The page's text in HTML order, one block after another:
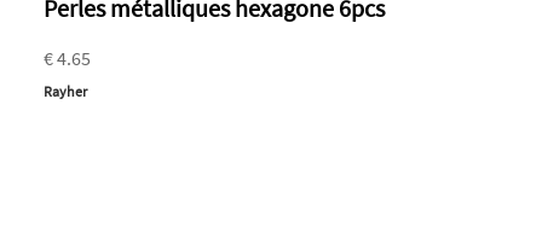
Perles métalliques hexagone 6pcs
€ 4.65
Rayher